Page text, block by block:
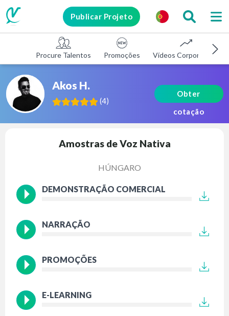
Publicar Projeto
Procure Talentos Promoções Vídeos Corporativos
Akos H.
(4)
Obter
cotação
Amostras de Voz Nativa
HÚNGARO
DEMONSTRAÇÃO COMERCIAL
NARRAÇÃO
PROMOÇÕES
E-LEARNING